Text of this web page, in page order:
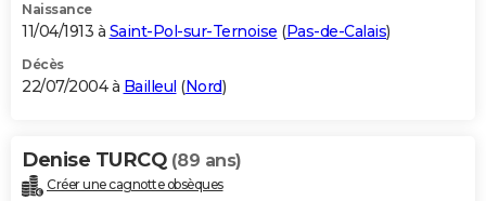
Naissance
11/04/1913 à Saint-Pol-sur-Ternoise (Pas-de-Calais)
Décès
22/07/2004 à Bailleul (Nord)
Denise TURCQ (89 ans)
Créer une cagnotte obsèques